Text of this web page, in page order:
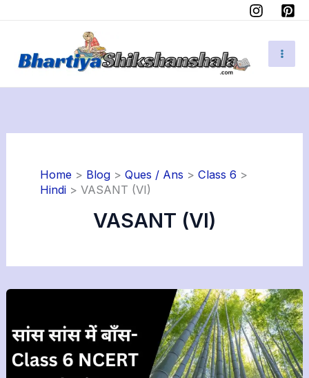
Home Blog Ques / Ans
Class 6
Hindi
VASANT (VI)
VASANT (VI)